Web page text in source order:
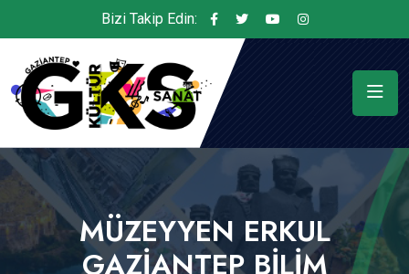
Bizi Takip Edin:
MÜZEYYEN ERKUL
GAZİANTEP BİLİM